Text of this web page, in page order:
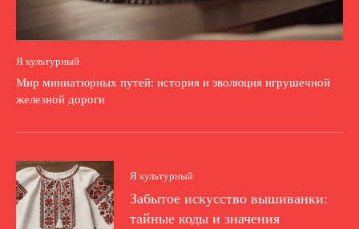
Я культурный
Мир миниатюрных путей: история и эволюция игрушечной
железной дороги
Я культурный
Забытое искусство вышиванки:
тайные коды и значения